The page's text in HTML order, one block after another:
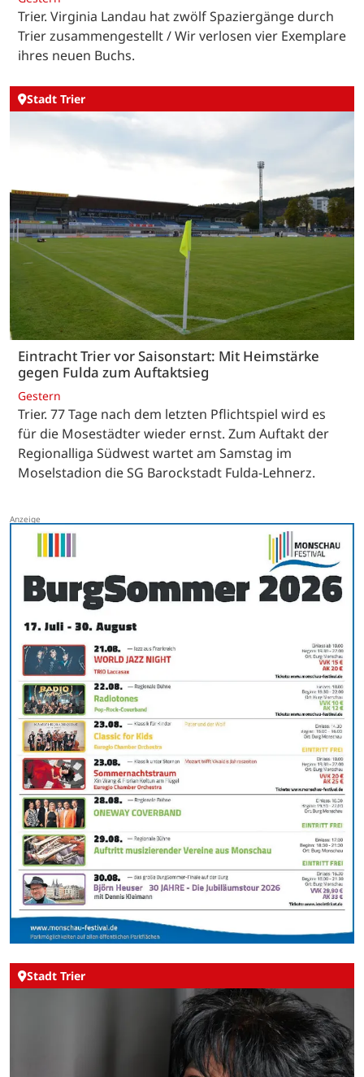
Trier. Virginia Landau hat zwölf Spaziergänge durch
Trier zusammengestellt / Wir verlosen vier Exemplare
ihres neuen Buchs.
Stadt Trier
Eintracht Trier vor Saisonstart: Mit Heimstärke
gegen Fulda zum Auftaktsieg
Gestern
Trier. 77 Tage nach dem letzten Pflichtspiel wird es
für die Mosestädter wieder ernst. Zum Auftakt der
Regionalliga Südwest wartet am Samstag im
Moselstadion die SG Barockstadt Fulda-Lehnerz.
Stadt Trier